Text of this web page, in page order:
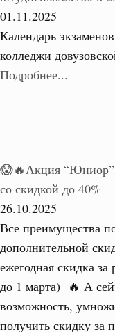
01.11.2025
Календарь
колледжи
Подробнее...
😱🔥Акция “Юниор”
со скидкой до 40%
26.10.2025
Все преимущества
дополнительной
ежегодная скидка
до 1 марта) 🔥 А
возможность,
получить скидку за